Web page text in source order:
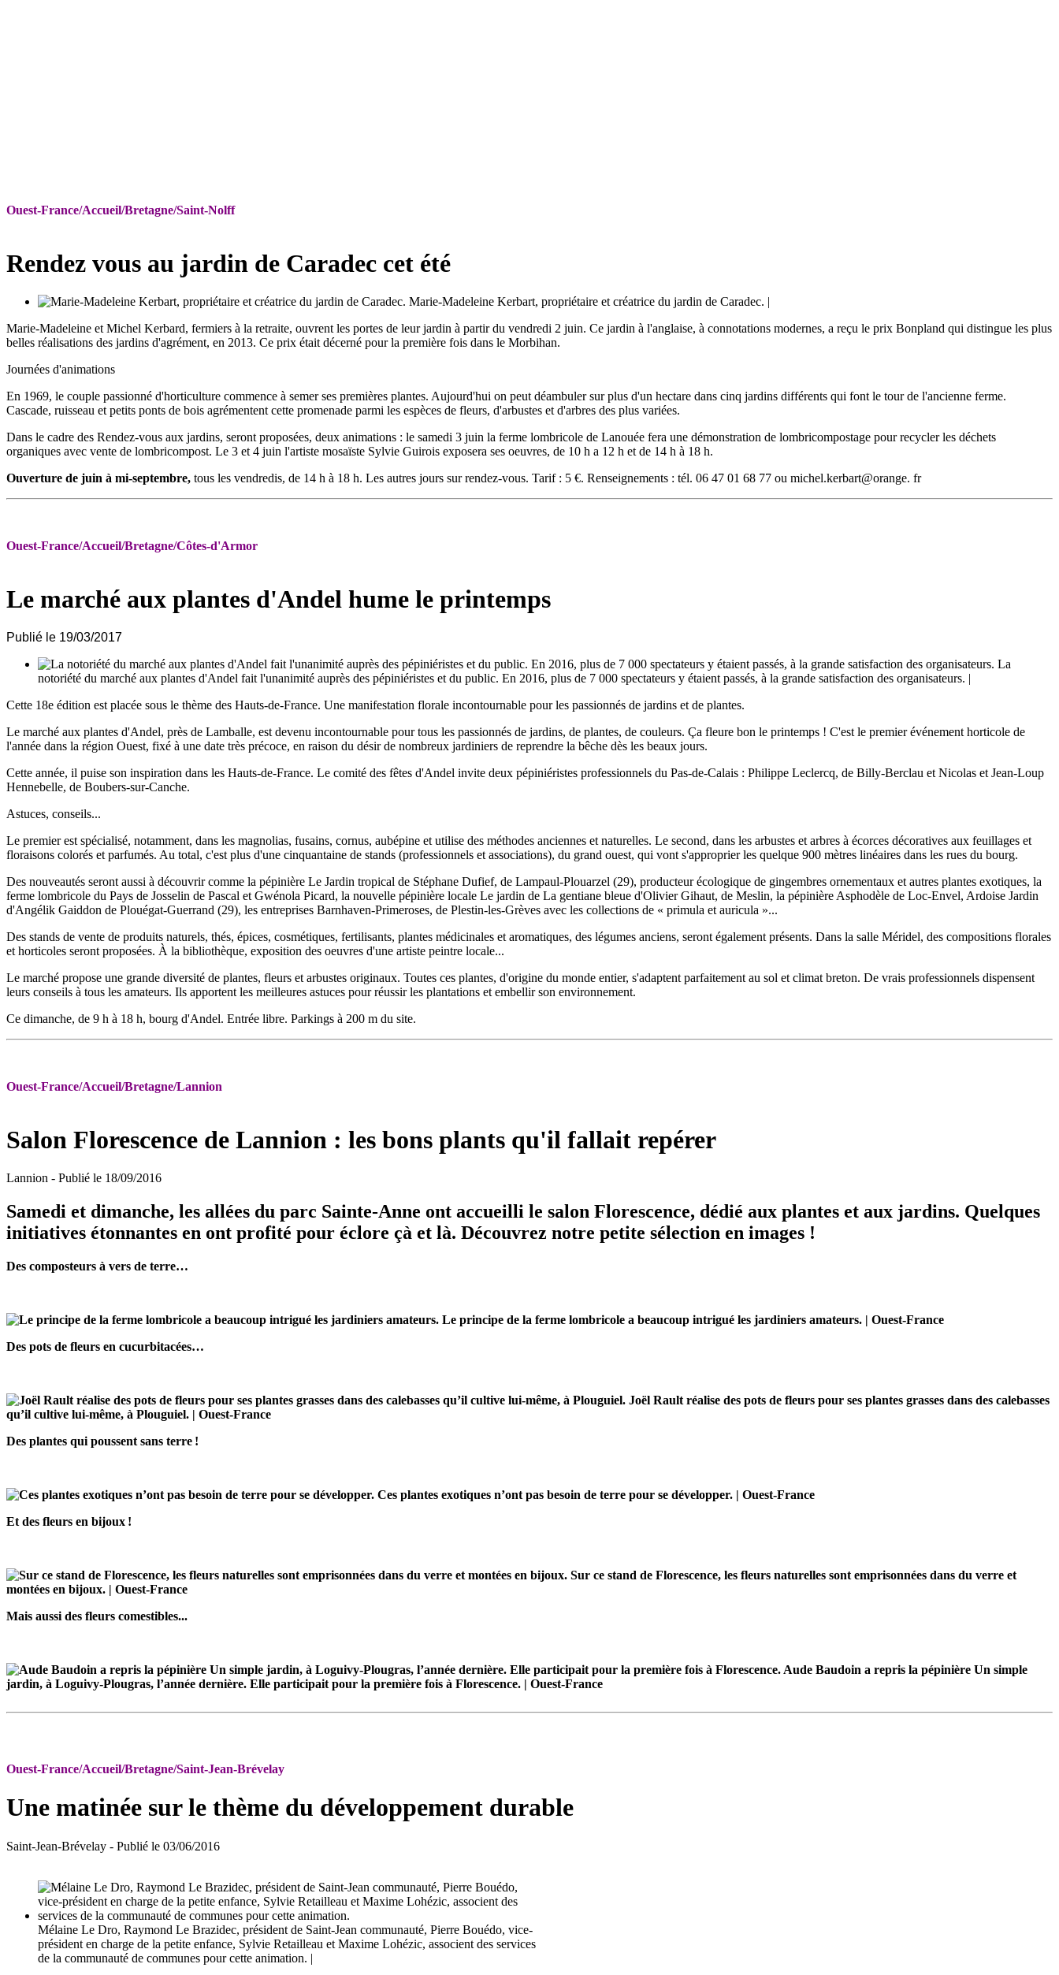
Ouest-France/Accueil/Bretagne/Saint-Nolff
Rendez vous au jardin de Caradec cet été
Marie-Madeleine Kerbart, propriétaire et créatrice du jardin de Caradec. |
Marie-Madeleine et Michel Kerbard, fermiers à la retraite, ouvrent les portes de leur jardin à partir du vendredi 2 juin. Ce jardin à l'anglaise, à connotations modernes, a reçu le prix Bonpland qui distingue les plus
belles réalisations des jardins d'agrément, en 2013. Ce prix était décerné pour la première fois dans le Morbihan.
Journées d'animations
En 1969, le couple passionné d'horticulture commence à semer ses premières plantes. Aujourd'hui on peut déambuler sur plus d'un hectare dans cinq jardins différents qui font le tour de l'ancienne ferme.
Cascade, ruisseau et petits ponts de bois agrémentent cette promenade parmi les espèces de fleurs, d'arbustes et d'arbres des plus variées.
Dans le cadre des Rendez-vous aux jardins, seront proposées, deux animations : le samedi 3 juin la ferme lombricole de Lanouée fera une démonstration de lombricompostage pour recycler les déchets
organiques avec vente de lombricompost. Le 3 et 4 juin l'artiste mosaïste Sylvie Guirois exposera ses oeuvres, de 10 h a 12 h et de 14 h à 18 h.
Ouverture de juin à mi-septembre, tous les vendredis, de 14 h à 18 h. Les autres jours sur rendez-vous. Tarif : 5 €. Renseignements : tél. 06 47 01 68 77 ou michel.kerbart@orange. fr
Ouest-France/Accueil/Bretagne/Côtes-d'Armor
Le marché aux plantes d'Andel hume le printemps
Publié le 19/03/2017
La
notoriété du marché aux plantes d'Andel fait l'unanimité auprès des pépiniéristes et du public. En 2016, plus de 7 000 spectateurs y étaient passés, à la grande satisfaction des organisateurs. |
Cette 18e édition est placée sous le thème des Hauts-de-France. Une manifestation florale incontournable pour les passionnés de jardins et de plantes.
Le marché aux plantes d'Andel, près de Lamballe, est devenu incontournable pour tous les passionnés de jardins, de plantes, de couleurs. Ça fleure bon le printemps ! C'est le premier événement horticole de
l'année dans la région Ouest, fixé à une date très précoce, en raison du désir de nombreux jardiniers de reprendre la bêche dès les beaux jours.
Cette année, il puise son inspiration dans les Hauts-de-France. Le comité des fêtes d'Andel invite deux pépiniéristes professionnels du Pas-de-Calais : Philippe Leclercq, de Billy-Berclau et Nicolas et Jean-Loup
Hennebelle, de Boubers-sur-Canche.
Astuces, conseils...
Le premier est spécialisé, notamment, dans les magnolias, fusains, cornus, aubépine et utilise des méthodes anciennes et naturelles. Le second, dans les arbustes et arbres à écorces décoratives aux feuillages et
floraisons colorés et parfumés. Au total, c'est plus d'une cinquantaine de stands (professionnels et associations), du grand ouest, qui vont s'approprier les quelque 900 mètres linéaires dans les rues du bourg.
Des nouveautés seront aussi à découvrir comme la pépinière Le Jardin tropical de Stéphane Dufief, de Lampaul-Plouarzel (29), producteur écologique de gingembres ornementaux et autres plantes exotiques, la
ferme lombricole du Pays de Josselin de Pascal et Gwénola Picard, la nouvelle pépinière locale Le jardin de La gentiane bleue d'Olivier Gihaut, de Meslin, la pépinière Asphodèle de Loc-Envel, Ardoise Jardin
d'Angélik Gaiddon de Plouégat-Guerrand (29), les entreprises Barnhaven-Primeroses, de Plestin-les-Grèves avec les collections de « primula et auricula »...
Des stands de vente de produits naturels, thés, épices, cosmétiques, fertilisants, plantes médicinales et aromatiques, des légumes anciens, seront également présents. Dans la salle Méridel, des compositions florales
et horticoles seront proposées. À la bibliothèque, exposition des oeuvres d'une artiste peintre locale...
Le marché propose une grande diversité de plantes, fleurs et arbustes originaux. Toutes ces plantes, d'origine du monde entier, s'adaptent parfaitement au sol et climat breton. De vrais professionnels dispensent
leurs conseils à tous les amateurs. Ils apportent les meilleures astuces pour réussir les plantations et embellir son environnement.
Ce dimanche, de 9 h à 18 h, bourg d'Andel. Entrée libre. Parkings à 200 m du site.
Ouest-France/Accueil/Bretagne/Lannion
Salon Florescence de Lannion : les bons plants qu'il fallait repérer
Lannion - Publié le 18/09/2016
Samedi et dimanche, les allées du parc Sainte-Anne ont accueilli le salon Florescence, dédié aux plantes et aux jardins. Quelques
initiatives étonnantes en ont profité pour éclore çà et là. Découvrez notre petite sélection en images !
Des composteurs à vers de terre…
Le principe de la ferme lombricole a beaucoup intrigué les jardiniers amateurs. | Ouest-France
Des pots de fleurs en cucurbitacées…
Joël Rault réalise des pots de fleurs pour ses plantes grasses dans des calebasses
qu’il cultive lui-même, à Plouguiel. | Ouest-France
Des plantes qui poussent sans terre !
Ces plantes exotiques n’ont pas besoin de terre pour se développer. | Ouest-France
Et des fleurs en bijoux !
Sur ce stand de Florescence, les fleurs naturelles sont emprisonnées dans du verre et
montées en bijoux. | Ouest-France
Mais aussi des fleurs comestibles...
Aude Baudoin a repris la pépinière Un simple
jardin, à Loguivy-Plougras, l’année dernière. Elle participait pour la première fois à Florescence. | Ouest-France
Ouest-France/Accueil/Bretagne/Saint-Jean-Brévelay
Une matinée sur le thème du développement durable
Saint-Jean-Brévelay - Publié le 03/06/2016
Mélaine Le Dro, Raymond Le Brazidec, président de Saint-Jean communauté, Pierre Bouédo, vice-
président en charge de la petite enfance, Sylvie Retailleau et Maxime Lohézic, associent des services
de la communauté de communes pour cette animation. |